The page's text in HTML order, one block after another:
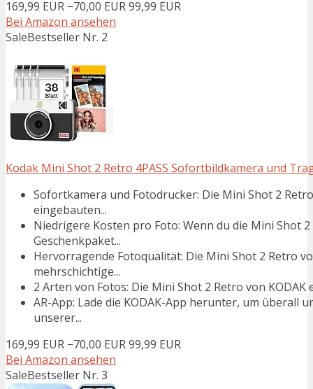
169,99 EUR −70,00 EUR99,99 EUR
Bei Amazon ansehen
SaleBestseller Nr. 2
Kodak Mini Shot 2 Retro 4PASS Sofortbildkamera und
Sofortkamera und Fotodrucker: Die Mini Shot 2
eingebauten...
Niedrigere Kosten pro Foto: Wenn du die Mini Shot
Geschenkpaket...
Hervorragende Fotoqualität: Die Mini Shot 2 Retro
mehrschichtige...
2 Arten von Fotos: Die Mini Shot 2 Retro von
AR-App: Lade die KODAK-App herunter, um überall
unserer...
169,99 EUR −70,00 EUR99,99 EUR
Bei Amazon ansehen
SaleBestseller Nr. 3